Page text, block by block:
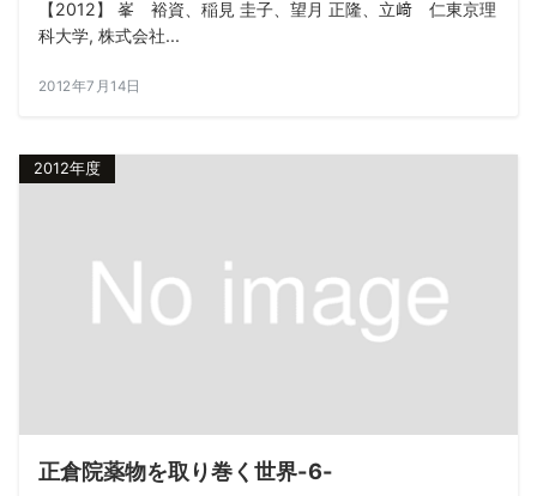
【2012】 峯 裕資、稲見 圭子、望月 正隆、立﨑 仁東京理
科大学, 株式会社...
2012年7月14日
2012年度
正倉院薬物を取り巻く世界-6-